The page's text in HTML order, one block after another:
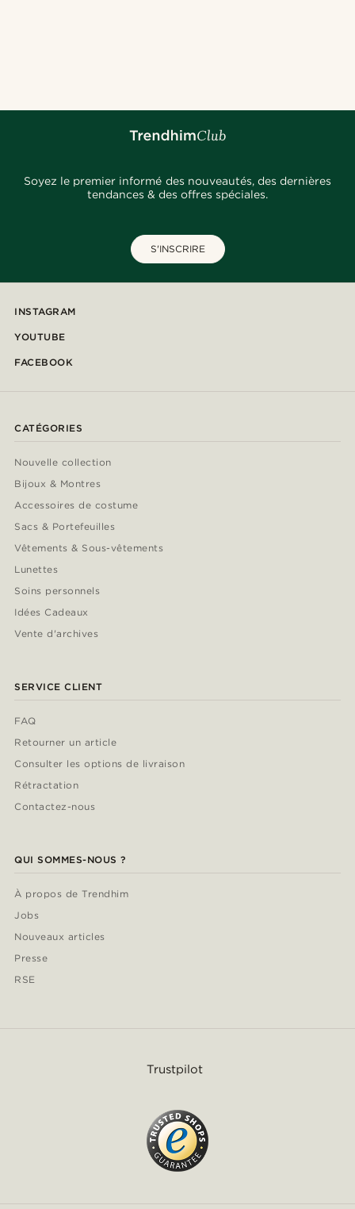
Soyez le premier informé des nouveautés, des dernières
tendances & des offres spéciales.
S'INSCRIRE
INSTAGRAM
YOUTUBE
FACEBOOK
CATÉGORIES
Nouvelle collection
Bijoux & Montres
Accessoires de costume
Sacs & Portefeuilles
Vêtements & Sous-vêtements
Lunettes
Soins personnels
Idées Cadeaux
Vente d'archives
SERVICE CLIENT
FAQ
Retourner un article
Consulter les options de livraison
Rétractation
Contactez-nous
QUI SOMMES-NOUS ?
À propos de Trendhim
Jobs
Nouveaux articles
Presse
RSE
Trustpilot